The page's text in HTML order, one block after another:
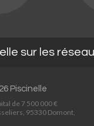
sur les
Piscinelle
de 7 500 000 €
95330 Domont,